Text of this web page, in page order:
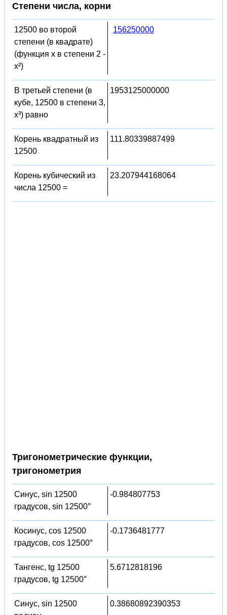
Степени числа, корни
12500 во второй
степени (в квадрате)
(функция x в степени 2 -
x²)
156250000
В третьей степени (в
кубе, 12500 в степени 3,
x³) равно
1953125000000
Корень квадратный из
12500
111.80339887499
Корень кубический из
числа 12500 =
23.207944168064
Тригонометрические функции,
тригонометрия
Синус, sin 12500
градусов, sin 12500°
-0.984807753
Косинус, cos 12500
градусов, cos 12500°
-0.1736481777
Тангенс, tg 12500
градусов, tg 12500°
5.6712818196
Синус, sin 12500
0.38680892390353